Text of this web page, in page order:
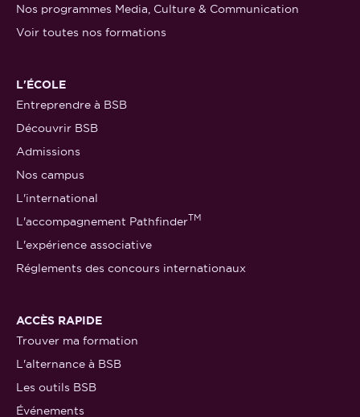
Nos programmes Media, Culture & Communication
Voir toutes nos formations
L'ÉCOLE
Entreprendre à BSB
Découvrir BSB
Admissions
Nos campus
L'international
L'accompagnement PathfinderTM
L'expérience associative
Réglements des concours internationaux
ACCÈS RAPIDE
Trouver ma formation
L'alternance à BSB
Les outils BSB
Événements